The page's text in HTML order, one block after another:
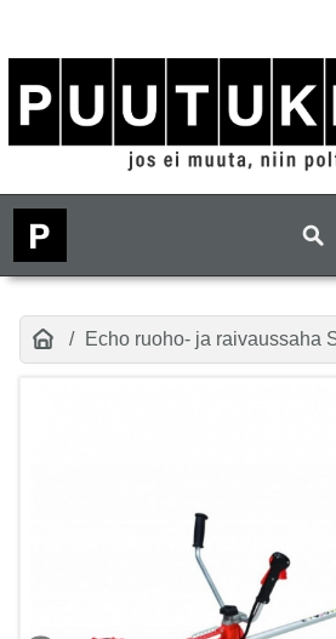
Echo ruoho- ja raivaussaha